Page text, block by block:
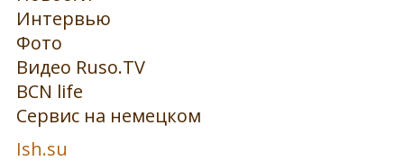
Интервью
Фото
Видео Ruso.TV
BCN life
Сервис на немецком
Ish.su